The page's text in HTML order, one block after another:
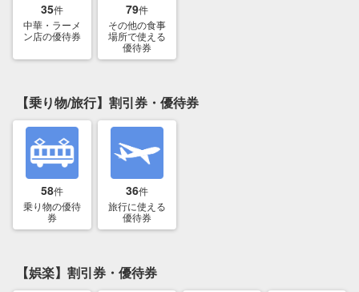
35件
中華・ラーメ
ン店の優待券
79件
その他の食事
場所で使える
優待券
【乗り物/旅行】割引券・優待券
58件
乗り物の優待
券
36件
旅行に使える
優待券
【娯楽】割引券・優待券